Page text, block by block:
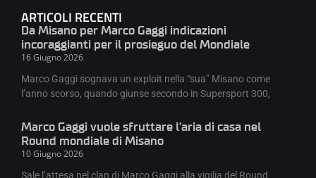
ARTICOLI RECENTI
Da Misano per Marco Gaggi indicazioni
incoraggianti per il prosieguo del Mondiale
16 Giugno 2026
Marco Gaggi sognava un exploit nella “sua” Misano come
l’anno scorso, quando giunse secondo in Supersport 300,
Marco Gaggi vuole sfruttare l’aria di casa nel
Round mondiale di Misano
10 Giugno 2026
Sale l’attesa nel clan di Marco Gaggi alla vigilia del Round